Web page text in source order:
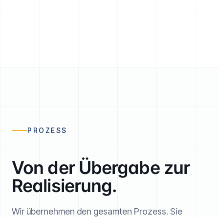
FORDERUNGEN IN WARTESTELLUNG 232
PROZESS
Von der Übergabe zur
Realisierung.
Wir übernehmen den gesamten Prozess. Sie